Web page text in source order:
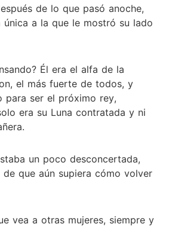
de lo que pasó anoche,
a la que le mostró su lado
Él era el alfa de la
el más fuerte de todos, y
para ser el próximo rey,
era su Luna contratada y ni
un poco desconcertada,
de que aún supiera cómo volver
vea a otras mujeres, siempre y